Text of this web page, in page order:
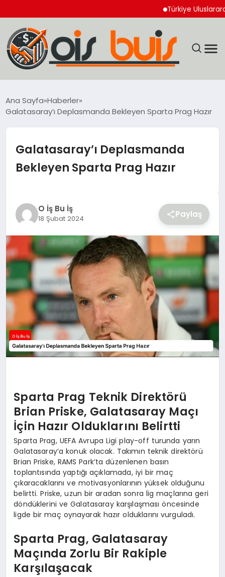
Türkiye Uluslararası
GÜNCEL
SIYASET
YAŞAM
Ana Sayfa Haberler
Galatasaray’ı Deplasmanda Bekleyen Sparta Prag Hazır
Galatasaray’ı Deplasmanda
Bekleyen Sparta Prag Hazır
O İş Bu İş
18 Şubat 2024 Paylaş
Sparta Prag Teknik Direktörü
Brian Priske, Galatasaray Maçı
İçin Hazır Olduklarını Belirtti
Sparta Prag, UEFA Avrupa Ligi play-off turunda yarın
Galatasaray’a konuk olacak. Takımın teknik direktörü
Brian Priske, RAMS Park’ta düzenlenen basın
toplantısında yaptığı açıklamada, iyi bir maç
çıkaracaklarını ve motivasyonlarının yüksek olduğunu
belirtti. Priske, uzun bir aradan sonra lig maçlarına geri
döndüklerini ve Galatasaray karşılaşması öncesinde
ligde bir maç oynayarak hazır olduklarını vurguladı.
Sparta Prag, Galatasaray
Maçında Zorlu Bir Rakiple
Karşılaşacak